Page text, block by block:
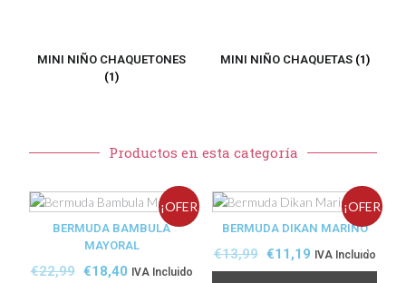
MINI NIÑO CHAQUETONES
(1)
MINI NIÑO CHAQUETAS (1)
Productos en esta categoría
¡OFER
BERMUDA BAMBULA
MAYORAL
€22,99 €18,40 IVA Incluido
¡OFER
TA!
BERMUDA DIKAN MARINO
€13,99 €11,19 IVA Incluido